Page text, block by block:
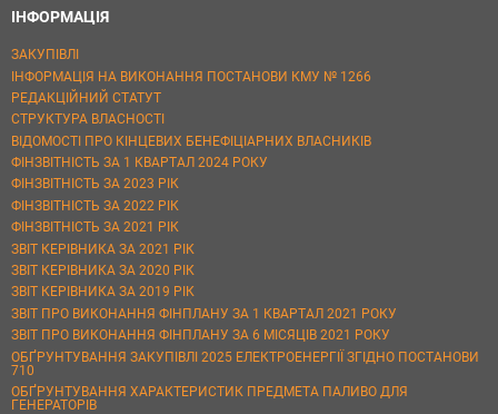
ІНФОРМАЦІЯ
ЗАКУПІВЛІ
ІНФОРМАЦІЯ НА ВИКОНАННЯ ПОСТАНОВИ КМУ № 1266
РЕДАКЦІЙНИЙ СТАТУТ
СТРУКТУРА ВЛАСНОСТІ
ВІДОМОСТІ ПРО КІНЦЕВИХ БЕНЕФІЦІАРНИХ ВЛАСНИКІВ
ФІНЗВІТНІСТЬ ЗА 1 КВАРТАЛ 2024 РОКУ
ФІНЗВІТНІСТЬ ЗА 2023 РІК
ФІНЗВІТНІСТЬ ЗА 2022 РІК
ФІНЗВІТНІСТЬ ЗА 2021 РІК
ЗВІТ КЕРІВНИКА ЗА 2021 РІК
ЗВІТ КЕРІВНИКА ЗА 2020 РІК
ЗВІТ КЕРІВНИКА ЗА 2019 РІК
ЗВІТ ПРО ВИКОНАННЯ ФІНПЛАНУ ЗА 1 КВАРТАЛ 2021 РОКУ
ЗВІТ ПРО ВИКОНАННЯ ФІНПЛАНУ ЗА 6 МІСЯЦІВ 2021 РОКУ
ОБҐРУНТУВАННЯ ЗАКУПІВЛІ 2025 ЕЛЕКТРОЕНЕРГІЇ ЗГІДНО ПОСТАНОВИ
710
ОБҐРУНТУВАННЯ ХАРАКТЕРИСТИК ПРЕДМЕТА ПАЛИВО ДЛЯ
ГЕНЕРАТОРІВ